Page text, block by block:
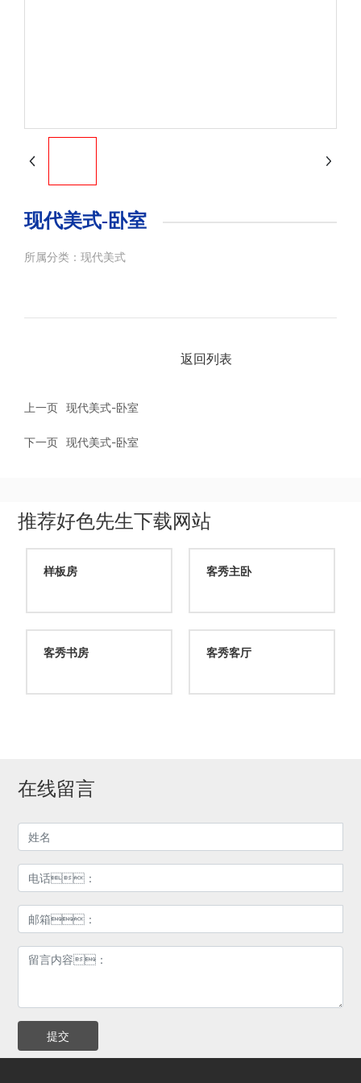
现代美式-卧室
所属分类： 现代美式
返回列表
上一页 现代美式-卧室
下一页 现代美式-卧室
推荐好色先生下载网站
样板房 客秀主卧
客秀书房 客秀客厅
在线留言
提交